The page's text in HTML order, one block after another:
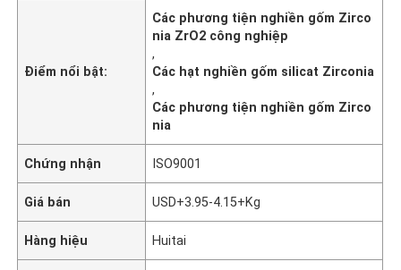
Điểm nổi bật:
Các phương tiện nghiền gốm Zirco
nia ZrO2 công nghiệp
,
Các hạt nghiền gốm silicat Zirconia
,
Các phương tiện nghiền gốm Zirco
nia
Chứng nhận ISO9001
Giá bán USD+3.95-4.15+Kg
Hàng hiệu Huitai